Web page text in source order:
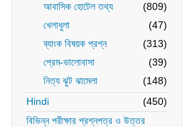
আবাসিক হোটেল তথ্য
(809)
খেলাধুলা
(47)
ব্যাংক বিষয়ক প্রশ্ন
(313)
প্রেম-ভালোবাসা
(39)
নিত্য ঝুট ঝামেলা
(148)
Hindi
(450)
বিভিন্ন পরীক্ষার প্রশ্নপত্র ও উত্তর